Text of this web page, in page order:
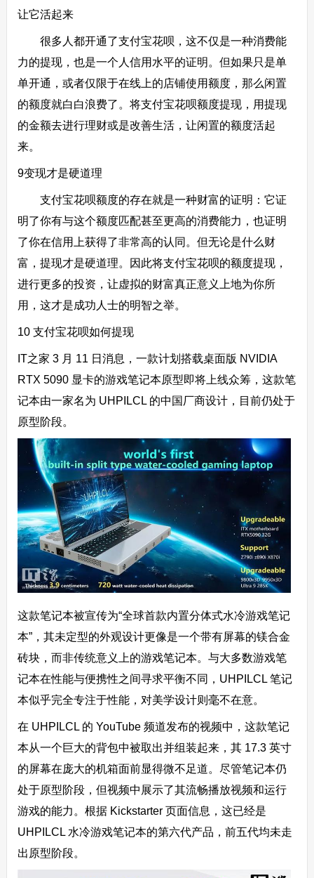
让它活起来
很多人都开通了支付宝花呗，这不仅是一种消费能
力的提现，也是一个人信用水平的证明。但如果只是单
单开通，或者仅限于在线上的店铺使用额度，那么闲置
的额度就白白浪费了。将支付宝花呗额度提现，用提现
的金额去进行理财或是改善生活，让闲置的额度活起
来。
9变现才是硬道理
支付宝花呗额度的存在就是一种财富的证明：它证
明了你有与这个额度匹配甚至更高的消费能力，也证明
了你在信用上获得了非常高的认同。但无论是什么财
富，提现才是硬道理。因此将支付宝花呗的额度提现，
进行更多的投资，让虚拟的财富真正意义上地为你所
用，这才是成功人士的明智之举。
10 支付宝花呗如何提现
IT之家 3 月 11 日消息，一款计划搭载桌面版 NVIDIA
RTX 5090 显卡的游戏笔记本原型即将上线众筹，这款笔
记本由一家名为 UHPILCL 的中国厂商设计，目前仍处于
原型阶段。
这款笔记本被宣传为“全球首款内置分体式水冷游戏笔记
本”，其未定型的外观设计更像是一个带有屏幕的镁合金
砖块，而非传统意义上的游戏笔记本。与大多数游戏笔
记本在性能与便携性之间寻求平衡不同，UHPILCL 笔记
本似乎完全专注于性能，对美学设计则毫不在意。
在 UHPILCL 的 YouTube 频道发布的视频中，这款笔记
本从一个巨大的背包中被取出并组装起来，其 17.3 英寸
的屏幕在庞大的机箱面前显得微不足道。尽管笔记本仍
处于原型阶段，但视频中展示了其流畅播放视频和运行
游戏的能力。根据 Kickstarter 页面信息， 这已经是
UHPILCL 水冷游戏笔记本的第六代产品，前五代均未走
出原型阶段。